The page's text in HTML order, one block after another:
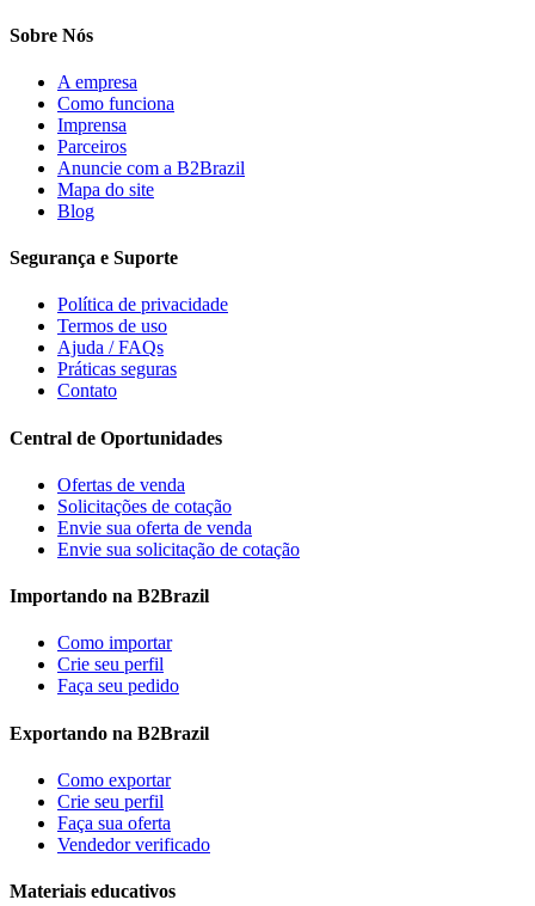
Sobre Nós
A empresa
Como funciona
Imprensa
Parceiros
Anuncie com a B2Brazil
Mapa do site
Blog
Segurança e Suporte
Política de privacidade
Termos de uso
Ajuda / FAQs
Práticas seguras
Contato
Central de Oportunidades
Ofertas de venda
Solicitações de cotação
Envie sua oferta de venda
Envie sua solicitação de cotação
Importando na B2Brazil
Como importar
Crie seu perfil
Faça seu pedido
Exportando na B2Brazil
Como exportar
Crie seu perfil
Faça sua oferta
Vendedor verificado
Materiais educativos